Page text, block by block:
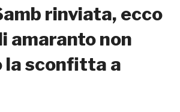
rinviata, ecco
amaranto non
la sconfitta a